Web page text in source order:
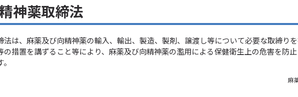
神薬取締法
法は、麻薬及び向精神薬の輸入、輸出、製造、製剤、譲渡し等について必要な取締り
の措置を講ずること等により、麻薬及び向精神薬の濫用による保健衛生上の危害を防
麻